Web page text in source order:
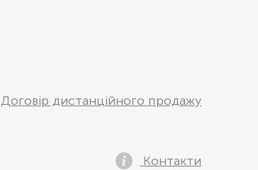
Договір дистанційного продажу
Контакти